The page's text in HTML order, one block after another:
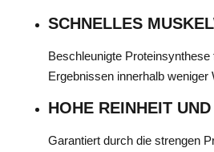
SCHNELLES
Beschleunigte
Ergebnissen innerhalb weniger
HOHE REINHEIT
Garantiert durch die strengen